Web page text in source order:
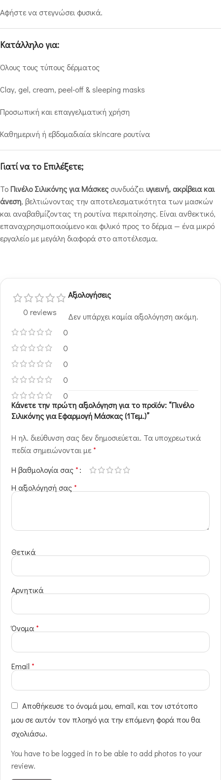
Αφήστε να στεγνώσει φυσικά.
Κατάλληλο για:
Όλους τους τύπους δέρματος
Clay, gel, cream, peel-off & sleeping masks
Προσωπική και επαγγελματική χρήση
Καθημερινή ή εβδομαδιαία skincare ρουτίνα
Γιατί να το Επιλέξετε;
ΤοΠινέλο Σιλικόνης για Μάσκες συνδυάζειυγιεινή, ακρίβεια και
άνεση, βελτιώνοντας την αποτελεσματικότητα των μασκών
και αναβαθμίζοντας τη ρουτίνα περιποίησης. Είναι ανθεκτικό,
επαναχρησιμοποιούμενο και φιλικό προς το δέρμα — ένα μικρό
εργαλείο με μεγάλη διαφορά στο αποτέλεσμα.
0 reviews
0
0
0
0
0
Αξιολογήσεις
Δεν υπάρχει καμία αξιολόγηση ακόμη.
Κάνετε την πρώτη αξιολόγηση για το προϊόν: “Πινέλο
Σιλικόνης για Εφαρμογή Μάσκας (1Τεμ.)”
Η ηλ. διεύθυνση σας δεν δημοσιεύεται. Τα υποχρεωτικά
πεδία σημειώνονται με*
Η βαθμολογία σας*
Η αξιολόγησή σας*
Θετικά
Αρνητικά
Όνομα*
Email *
Αποθήκευσε το όνομά μου, email, και τον ιστότοπο
μου σε αυτόν τον πλοηγό για την επόμενη φορά που θα
σχολιάσω.
You have to be logged in to be able to add photos to your
review.